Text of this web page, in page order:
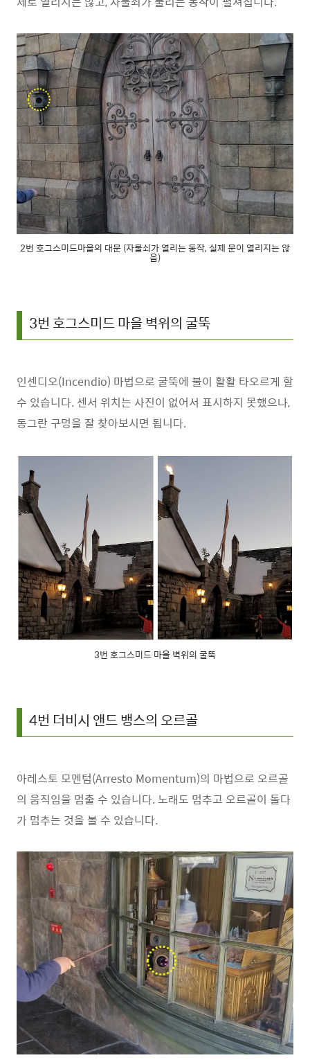
2번 호그스미드마을의 대문 (자물쇠가 열리는 동작, 실제 문이 열리지는 않
음)
3번 호그스미드 마을 벽위의 굴뚝
인센디오(Incendio) 마법으로 굴뚝에 불이 활활 타오르게 할
수 있습니다. 센서 위치는 사진이 없어서 표시하지 못했으나,
동그란 구멍을 잘 찾아보시면 됩니다.
3번 호그스미드 마을 벽위의 굴뚝
4번 더비시 앤드 뱅스의 오르골
아레스토 모멘텀(Arresto Momentum)의 마법으로 오르골
의 움직임을 멈출 수 있습니다. 노래도 멈추고 오르골이 돌다
가 멈추는 것을 볼 수 있습니다.